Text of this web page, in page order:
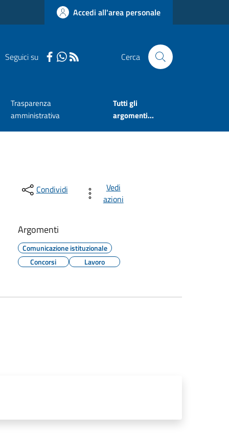
Accedi all'area personale
Seguici su Cerca
Trasparenza
amministrativa
Tutti gli
argomenti...
Condividi
Vedi
azioni
Argomenti
Comunicazione istituzionale
Concorsi
Lavoro